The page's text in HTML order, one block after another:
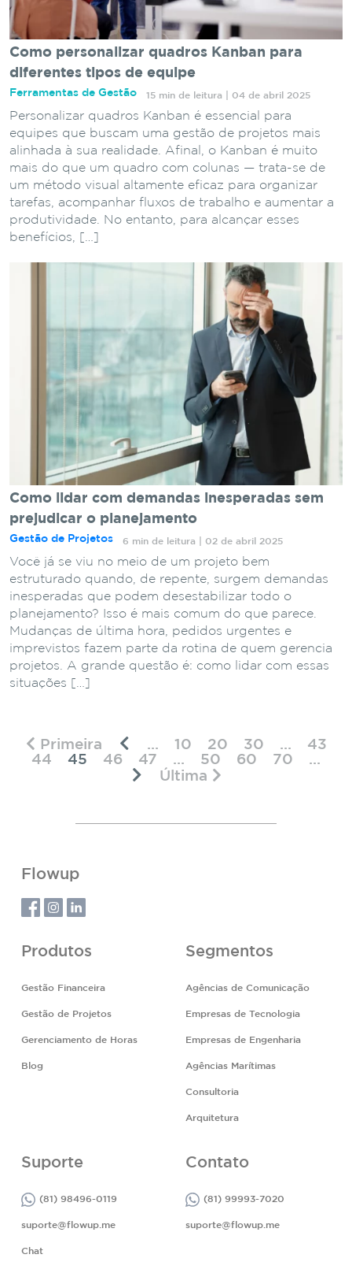
Como personalizar quadros Kanban para
diferentes tipos de equipe
Ferramentas de Gestão 15 min de leitura | 04 de abril 2025
Personalizar quadros Kanban é essencial para
equipes que buscam uma gestão de projetos mais
alinhada à sua realidade. Afinal, o Kanban é muito
mais do que um quadro com colunas — trata-se de
um método visual altamente eficaz para organizar
tarefas, acompanhar fluxos de trabalho e aumentar a
produtividade. No entanto, para alcançar esses
benefícios, […]
Como lidar com demandas inesperadas sem
prejudicar o planejamento
Gestão de Projetos 6 min de leitura | 02 de abril 2025
Você já se viu no meio de um projeto bem
estruturado quando, de repente, surgem demandas
inesperadas que podem desestabilizar todo o
planejamento? Isso é mais comum do que parece.
Mudanças de última hora, pedidos urgentes e
imprevistos fazem parte da rotina de quem gerencia
projetos. A grande questão é: como lidar com essas
situações […]
Primeira ... 10 20 30 ...
43
44
45 46 47 ... 50 60 70
...
Última
Flowup
Produtos
Gestão Financeira
Gestão de Projetos
Gerenciamento de Horas
Blog
Segmentos
Agências de Comunicação
Empresas de Tecnologia
Empresas de Engenharia
Agências Marítimas
Consultoria
Arquitetura
Suporte
(81) 98496-0119
suporte@flowup.me
Chat
Contato
(81) 99993-7020
suporte@flowup.me